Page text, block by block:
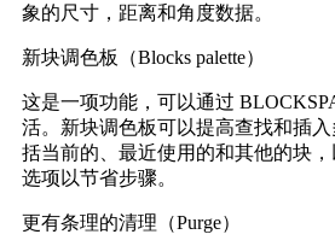
象的尺寸，距离和角度数据。
新块调色板（Blocks palette）
这是一项功能，可以通过
活。新块调色板可以提高查找和插
括当前的、最近使用的和其他的块
选项以节省步骤。
更有条理的清理（Purge）